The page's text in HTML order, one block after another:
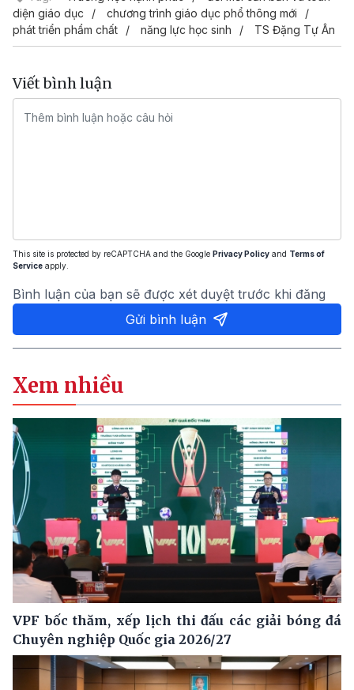
diện giáo dục
chương trình giáo dục phổ thông mới
phát triển phẩm chất
năng lực học sinh TS Đặng Tự Ân
Viết bình luận
This site is protected by reCAPTCHA and the Google Privacy Policy and Terms of
Service apply.
Bình luận của bạn sẽ được xét duyệt trước khi đăng
Gửi bình luận
Xem nhiều
VPF bốc thăm, xếp lịch thi đấu các giải bóng đá
Chuyên nghiệp Quốc gia 2026/27